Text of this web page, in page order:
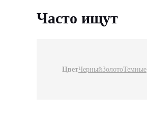
Часто ищут
ЦветЧерныйЗолотоТемные